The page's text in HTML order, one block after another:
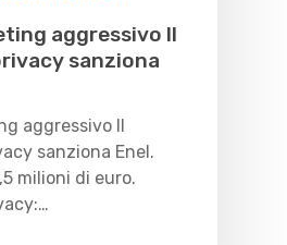
aggressivo Il
sanziona
aggressivo Il
sanziona Enel.
milioni di euro.